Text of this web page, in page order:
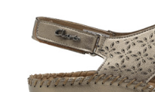
CHAROL
NEGRO